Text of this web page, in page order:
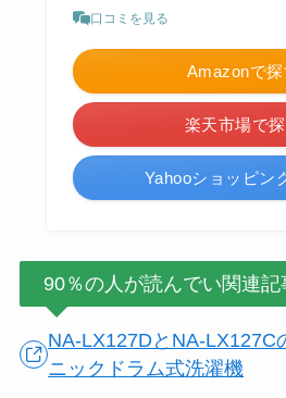
口コミを見る
Amazonで探
楽天市場で
Yahooショッピン
90％の人が読んでい関連記
NA-LX127DとNA-LX127C
ニックドラム式洗濯機